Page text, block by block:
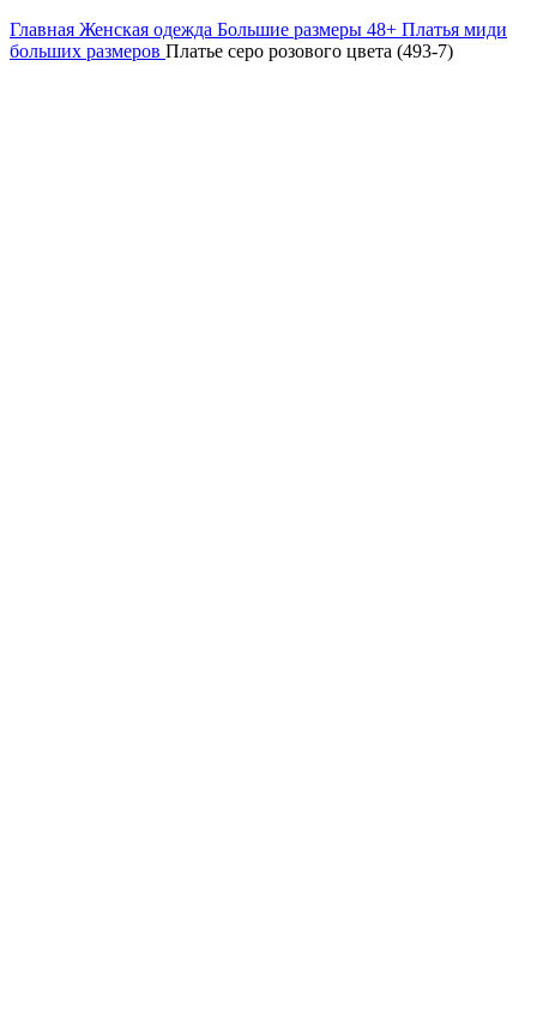
Главная Женская одежда Большие размеры 48+ Платья миди
больших размеров Платье серо розового цвета (493-7)